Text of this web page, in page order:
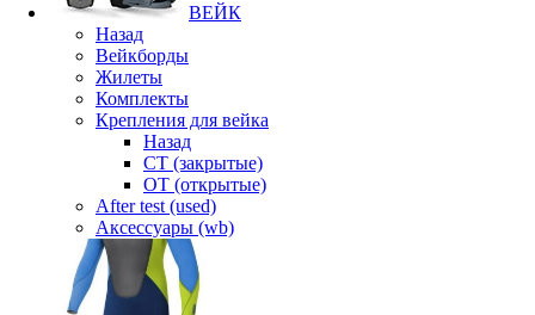
ВЕЙК
Назад
Вейкборды
Жилеты
Комплекты
Крепления для вейка
Назад
CT (закрытые)
OT (открытые)
After test (used)
Аксессуары (wb)